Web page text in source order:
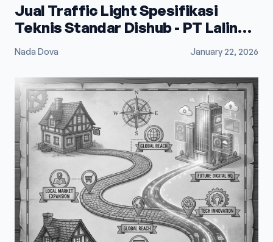
Jual Traffic Light Spesifikasi
Teknis Standar Dishub - PT Lalindo
Mega Utama
Nada Dova January 22, 2026